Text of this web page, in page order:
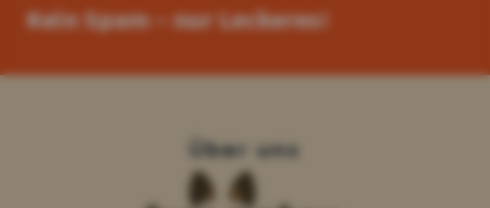
Kein Spam – nur Leckeres!
Über uns